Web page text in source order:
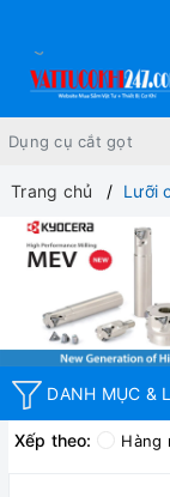
Trang chủ Lưỡi
DANH MỤC &
Xếp theo: Hàng